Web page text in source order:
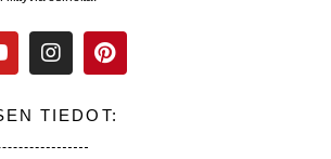
TIEDOT: